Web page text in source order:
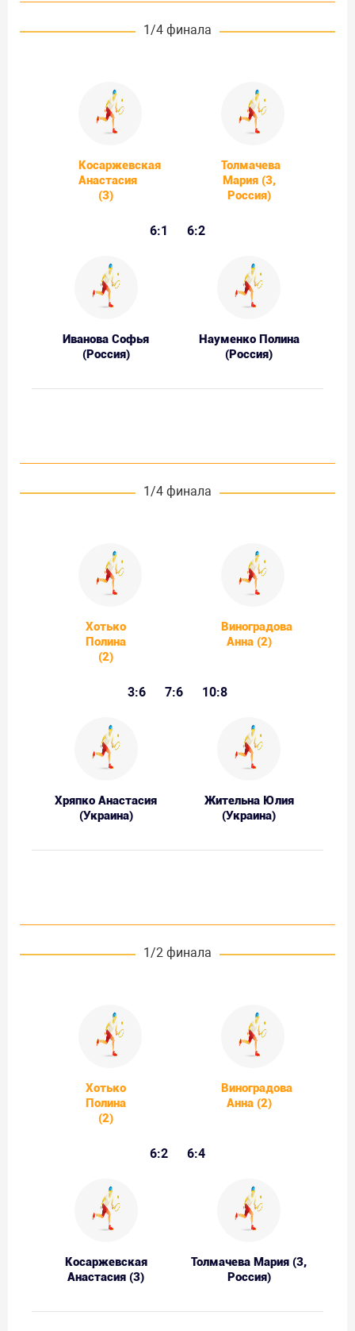
1/4 финала
Косаржевская
Анастасия
(3)
Толмачева
Мария (3,
Россия)
6:1 6:2
Иванова Софья
(Россия)
Науменко Полина
(Россия)
1/4 финала
Хотько
Полина
(2)
Виноградова
Анна (2)
3:6 7:6 10:8
Хряпко Анастасия
(Украина)
Жительна Юлия
(Украина)
1/2 финала
Хотько
Полина
(2)
Виноградова
Анна (2)
6:2 6:4
Косаржевская
Анастасия (3)
Толмачева Мария (3,
Россия)